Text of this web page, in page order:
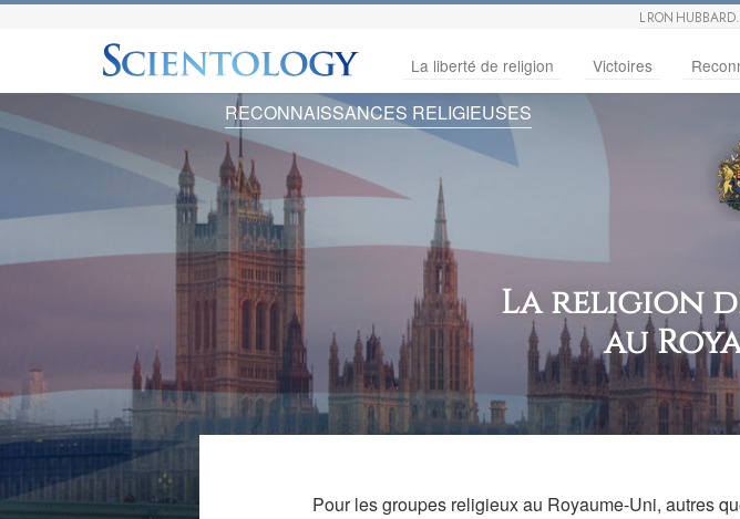
L RON
La liberté de religion Victoires
RECONNAISSANCES RELIGIEUSES
La religion
au
Pour les groupes religieux au Royaume-Uni, autres